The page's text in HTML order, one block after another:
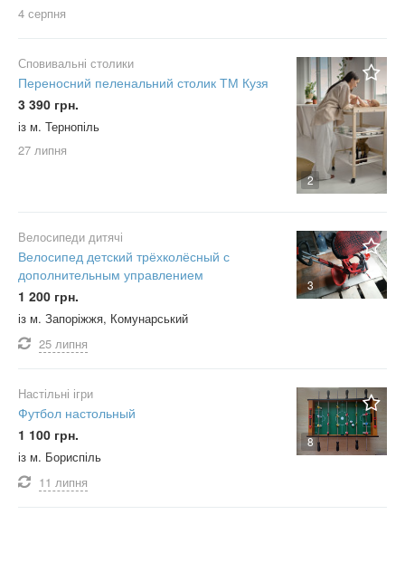
4 серпня
2
Сповивальні столики
Переносний пеленальний столик ТМ Кузя
3 390 грн.
із м. Тернопіль
27 липня
3
Велосипеди дитячі
Велосипед детский трёхколёсный с
дополнительным управлением
1 200 грн.
із м. Запоріжжя, Комунарський
25 липня
8
Настільні ігри
Футбол настольный
1 100 грн.
із м. Бориспіль
11 липня